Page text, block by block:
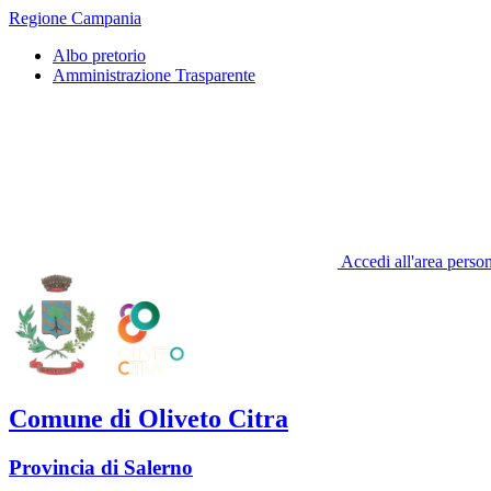
Regione Campania
Albo pretorio
Amministrazione Trasparente
Accedi all'area
Comune di Oliveto Citra
Provincia di Salerno